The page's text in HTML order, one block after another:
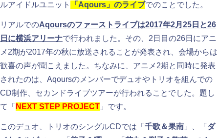
ルアイドルユニット
「Aqours」のライブでのことでした。
リアルでのAqoursのファーストライブは2017年2月25日と26
日に横浜アリーナで行われました。その、2日目の26日にアニ
メ2期が2017年の秋に放送されることが発表され、会場からは
歓喜の声が聞こえました。ちなみに、アニメ2期と同時に発表
されたのは、Aqoursのメンバーでデュオやトリオを組んでの
CD制作、セカンドライブツアーが行われることでした。題し
て「 NEXT STEP PROJECT 」です。
このデュオ、トリオのシングルCDでは「 千歌＆果南 」、「 ダ